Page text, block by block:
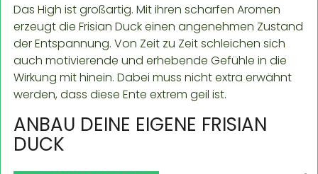
Das High ist großartig. Mit ihren scharfen Aromen
erzeugt die Frisian Duck einen angenehmen Zustand
der Entspannung. Von Zeit zu Zeit schleichen sich
auch motivierende und erhebende Gefühle in die
Wirkung mit hinein. Dabei muss nicht extra erwähnt
werden, dass diese Ente extrem geil ist.
ANBAU DEINE EIGENE FRISIAN
DUCK